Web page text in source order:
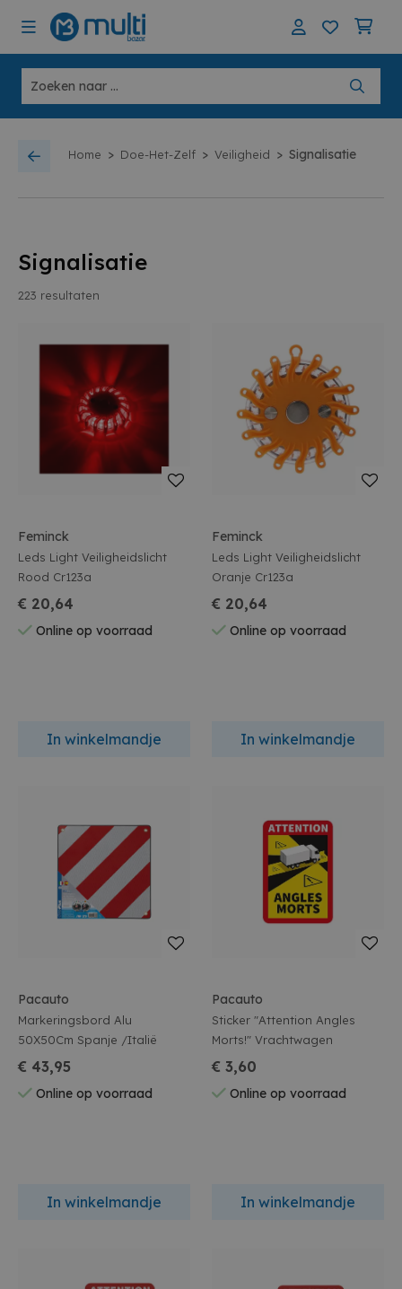
Home > Doe-Het-Zelf > Veiligheid > Signalisatie
Signalisatie
223 resultaten
Feminck
Leds Light Veiligheidslicht
Rood Cr123a
€ 20,64
Online op voorraad
In winkelmandje
Feminck
Leds Light Veiligheidslicht
Oranje Cr123a
€ 20,64
Online op voorraad
In winkelmandje
Pacauto
Markeringsbord Alu
50X50Cm Spanje /Italië
€ 43,95
Online op voorraad
In winkelmandje
Pacauto
Sticker "Attention Angles
Morts!" Vrachtwagen
€ 3,60
Online op voorraad
In winkelmandje